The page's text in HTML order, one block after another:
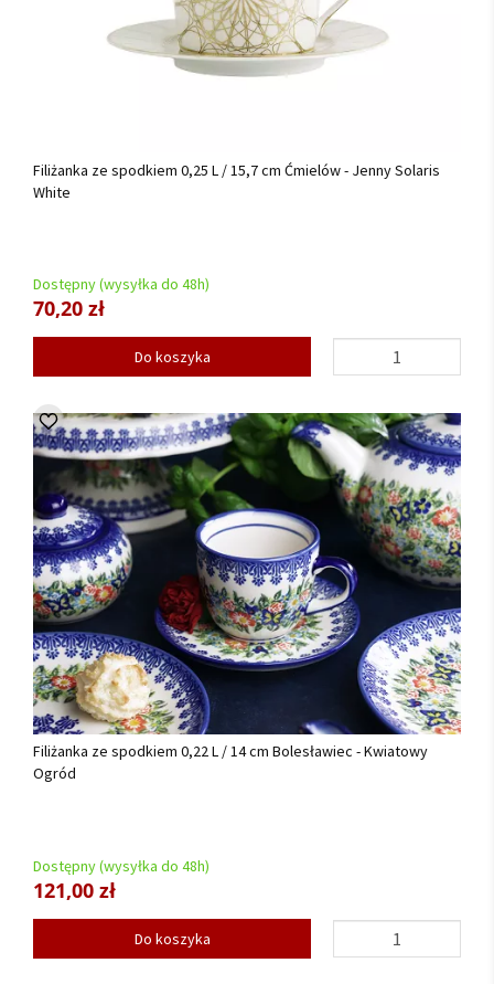
Filiżanka ze spodkiem 0,25 L / 15,7 cm Ćmielów - Jenny Solaris
White
Dostępny (wysyłka do 48h)
70,20 zł
Do koszyka
Filiżanka ze spodkiem 0,22 L / 14 cm Bolesławiec - Kwiatowy
Ogród
Dostępny (wysyłka do 48h)
121,00 zł
Do koszyka